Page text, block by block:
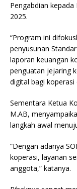
Pengabdian
2025.
“Program ini
penyusunan
laporan keuangan
penguatan jejaring
digital bagi
Sementara Ketua
M.AB,
langkah awal
“Dengan adanya
koperasi, layanan
anggota,” katanya.